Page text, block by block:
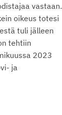
vastaan.
oikeus totesi
tuli jälleen
tehtiin
2023
ja